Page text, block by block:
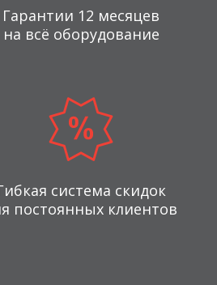
Гарантии 12 месяцев
на всё оборудование
система скидок
постоянных клиентов